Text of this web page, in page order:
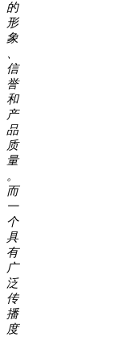
的
形
象
、
信
誉
和
产
品
质
量
。
而
一
个
具
有
广
泛
传
播
度